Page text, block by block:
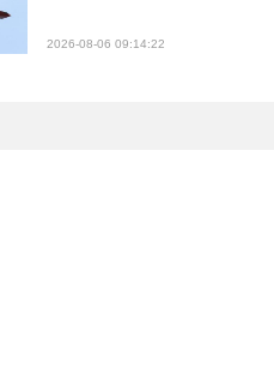
2026-08-06 09:14:22